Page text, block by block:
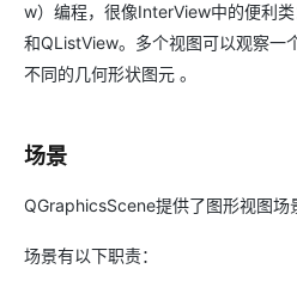
w）编程，很像InterView中的便利
和QListView。多个视图可以观察一
不同的几何形状图元 。
场景
QGraphicsScene提供了图形视图场
场景有以下职责：